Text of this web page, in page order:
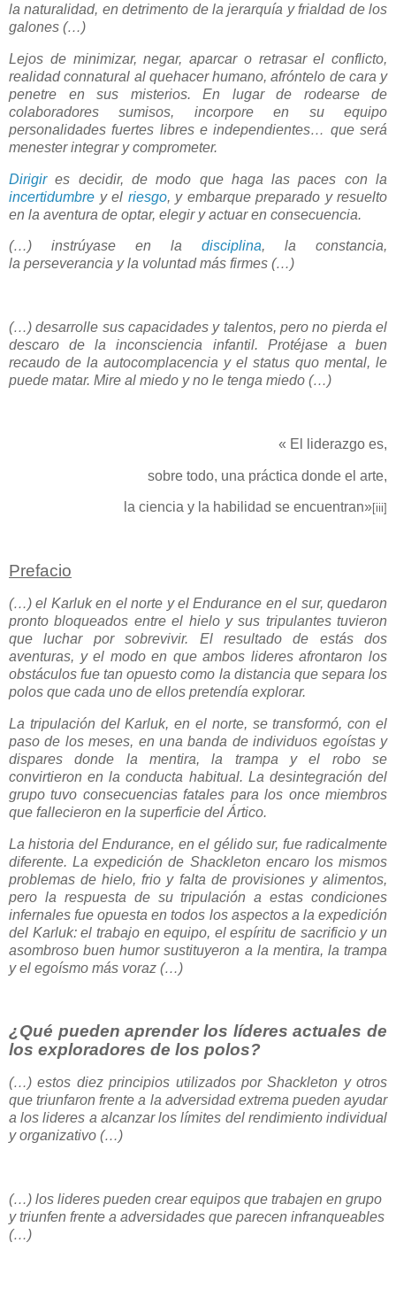
la naturalidad, en detrimento de la jerarquía y frialdad de los
galones (…)
Lejos de minimizar, negar, aparcar o retrasar el conflicto,
realidad connatural al quehacer humano, afróntelo de cara y
penetre en sus misterios. En lugar de rodearse de
colaboradores sumisos, incorpore en su equipo
personalidades fuertes libres e independientes… que será
menester integrar y comprometer.
Dirigires decidir, de modo que haga las paces con la
incertidumbre y el riesgo, y embarque preparado y resuelto
en la aventura de optar, elegir y actuar en consecuencia.
(…) instrúyase en la disciplina, la constancia,
la perseverancia y la voluntad más firmes (…)
(…) desarrolle sus capacidades y talentos, pero no pierda el
descaro de la inconsciencia infantil. Protéjase a buen
recaudo de la autocomplacencia y el status quo mental, le
puede matar. Mire al miedo y no le tenga miedo (…)
« El liderazgo es,
sobre todo, una práctica donde el arte,
la ciencia y la habilidad se encuentran»[iii]
Prefacio
(…) el Karluk en el norte y el Endurance en el sur, quedaron
pronto bloqueados entre el hielo y sus tripulantes tuvieron
que luchar por sobrevivir. El resultado de estás dos
aventuras, y el modo en que ambos lideres afrontaron los
obstáculos fue tan opuesto como la distancia que separa los
polos que cada uno de ellos pretendía explorar.
La tripulación del Karluk, en el norte, se transformó, con el
paso de los meses, en una banda de individuos egoístas y
dispares donde la mentira, la trampa y el robo se
convirtieron en la conducta habitual. La desintegración del
grupo tuvo consecuencias fatales para los once miembros
que fallecieron en la superficie del Ártico.
La historia del Endurance, en el gélido sur, fue radicalmente
diferente. La expedición de Shackleton encaro los mismos
problemas de hielo, frio y falta de provisiones y alimentos,
pero la respuesta de su tripulación a estas condiciones
infernales fue opuesta en todos los aspectos a la expedición
del Karluk: el trabajo en equipo, el espíritu de sacrificio y un
asombroso buen humor sustituyeron a la mentira, la trampa
y el egoísmo más voraz (…)
¿Qué pueden aprender los líderes actuales de
los exploradores de los polos?
(…) estos diez principios utilizados por Shackleton y otros
que triunfaron frente a la adversidad extrema pueden ayudar
a los lideres a alcanzar los límites del rendimiento individual
y organizativo (…)
(…) los lideres pueden crear equipos que trabajen en grupo
y triunfen frente a adversidades que parecen infranqueables
(…)